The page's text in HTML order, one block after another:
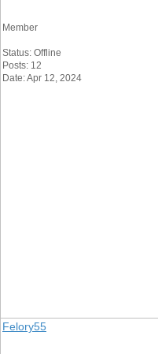
Member
Status: Offline
Posts: 12
Date: Apr 12, 2024
Felory55